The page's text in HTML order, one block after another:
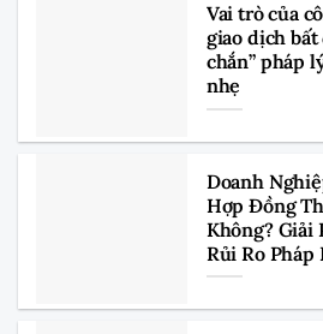
Vai trò của
giao dịch bất
chắn” pháp
nhẹ
Doanh
Hợp Đồng
Không? Giải
Rủi Ro Pháp